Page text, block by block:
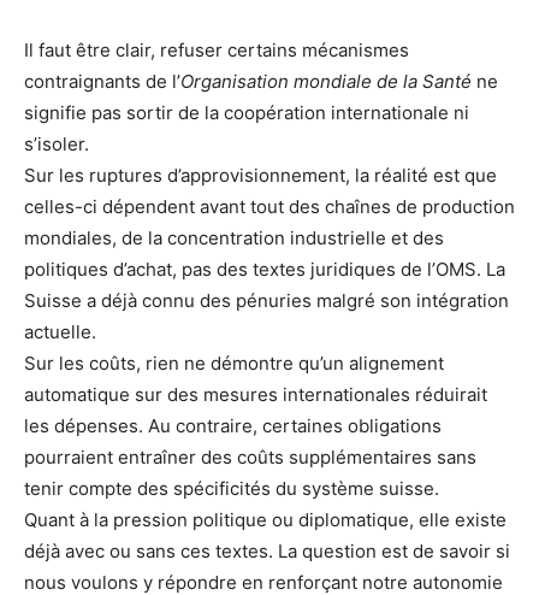
Il faut être clair, refuser certains mécanismes
contraignants de l’Organisation mondiale de la Santé ne
signifie pas sortir de la coopération internationale ni
s’isoler.
Sur les ruptures d’approvisionnement, la réalité est que
celles-ci dépendent avant tout des chaînes de production
mondiales, de la concentration industrielle et des
politiques d’achat, pas des textes juridiques de l’OMS. La
Suisse a déjà connu des pénuries malgré son intégration
actuelle.
Sur les coûts, rien ne démontre qu’un alignement
automatique sur des mesures internationales réduirait
les dépenses. Au contraire, certaines obligations
pourraient entraîner des coûts supplémentaires sans
tenir compte des spécificités du système suisse.
Quant à la pression politique ou diplomatique, elle existe
déjà avec ou sans ces textes. La question est de savoir si
nous voulons y répondre en renforçant notre autonomie